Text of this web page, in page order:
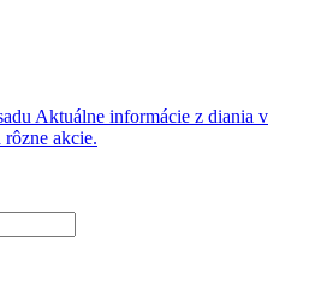
Aktuálne informácie z diania v
akcie.